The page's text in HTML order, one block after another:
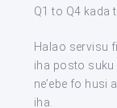
Q1 to Q4 kada
Halao servisu
iha posto
ne’ebe fo husi
iha.